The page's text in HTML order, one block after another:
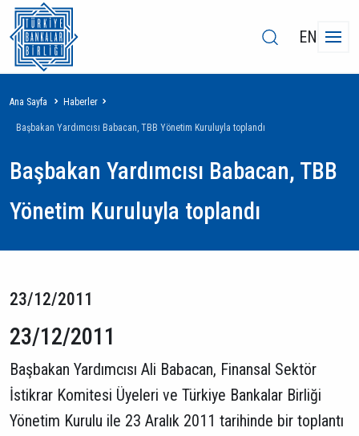
EN
Sayfa
yolu
Ana Sayfa Haberler
Başbakan Yardımcısı Babacan, TBB Yönetim Kuruluyla toplandı
Başbakan Yardımcısı Babacan, TBB
Yönetim Kuruluyla toplandı
23/12/2011
23/12/2011
Başbakan Yardımcısı Ali Babacan, Finansal Sektör
İstikrar Komitesi Üyeleri ve Türkiye Bankalar Birliği
Yönetim Kurulu ile 23 Aralık 2011 tarihinde bir toplantı